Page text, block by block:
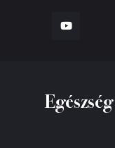
Egészség